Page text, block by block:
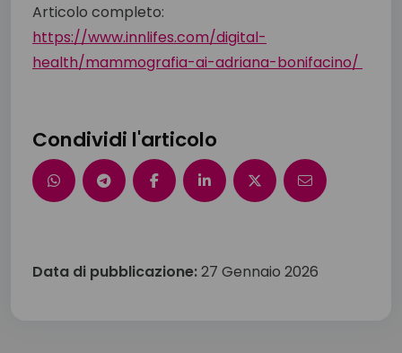
Articolo completo:
https://www.innlifes.com/digital-
health/mammografia-ai-adriana-bonifacino/
Condividi l'articolo
Data di pubblicazione:27 Gennaio 2026